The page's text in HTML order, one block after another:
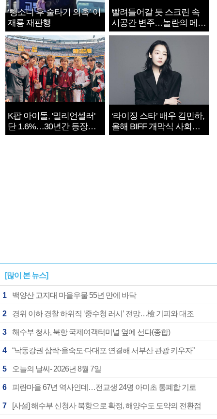
‘뺑소니 후 술타기 의혹’ 이
재룡 재판행
빨려들어갈 듯 스크린 속
시공간 변주…놀란의 메시
지는 ‘전쟁 속죄’
K팝 아이돌, '밀리언셀러'
단 1.6%…30년간 등장
1182개팀 전수조사
‘라이징 스타’ 배우 김민하,
올해 BIFF 개막식 사회자
확정
[많이 본 뉴스]
1 백양산 고지대 마을우물 55년 만에 바닥
2 경위 이하 경찰 하위직 ‘중수청 러시’ 전망…檢 기피와 대조
3 해수부 청사, 북항 국제여객터미널 옆에 선다(종합)
4 “낙동강권 삼락·을숙도·다대포 연결해 서부산 관광 키우자”
5 오늘의 날씨- 2026년 8월 7일
6 피란마을 67년 역사인데…전교생 24명 아미초 통폐합 기로
7 [사설] 해수부 신청사 북항으로 확정, 해양수도 도약의 전환점